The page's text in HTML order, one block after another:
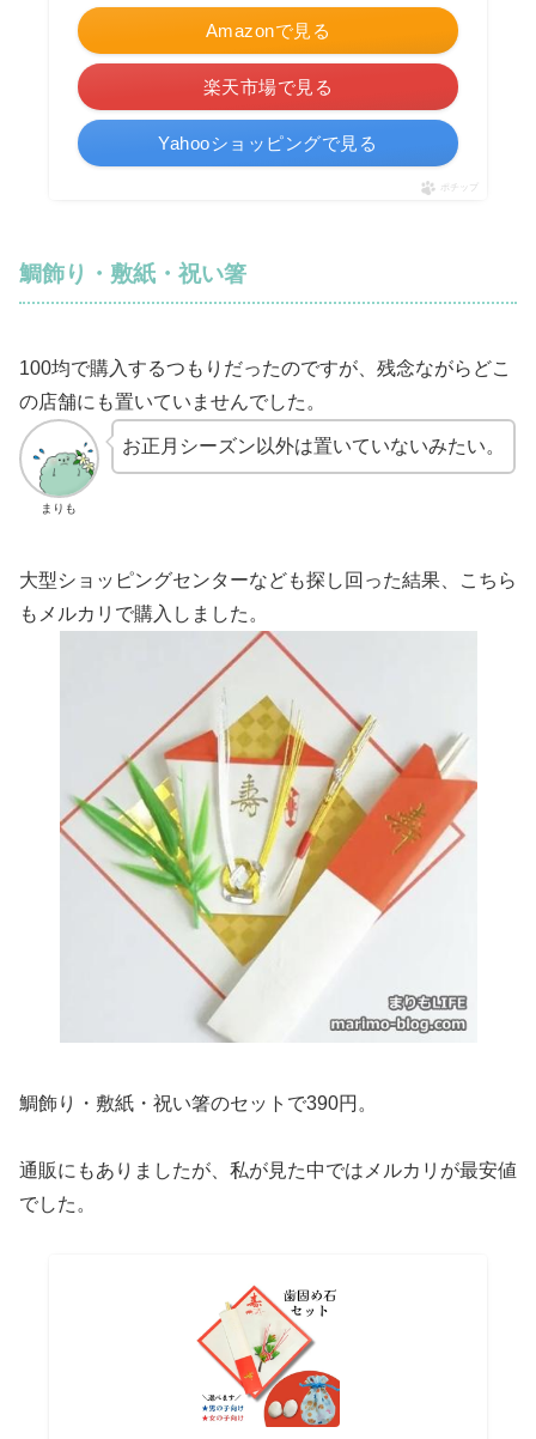
Amazonで見る
楽天市場で見る
Yahooショッピングで見る
ポチップ
鯛飾り・敷紙・祝い箸
100均で購入するつもりだったのですが、残念ながらどこ
の店舗にも置いていませんでした。
まりも
お正月シーズン以外は置いていないみたい。
大型ショッピングセンターなども探し回った結果、こちら
もメルカリで購入しました。
鯛飾り・敷紙・祝い箸のセットで390円。
通販にもありましたが、私が見た中ではメルカリが最安値
でした。